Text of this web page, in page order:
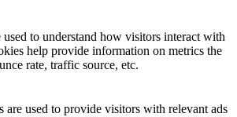
to understand how visitors interact with
help provide information on metrics the
rate, traffic source, etc.
are used to provide visitors with relevant ads